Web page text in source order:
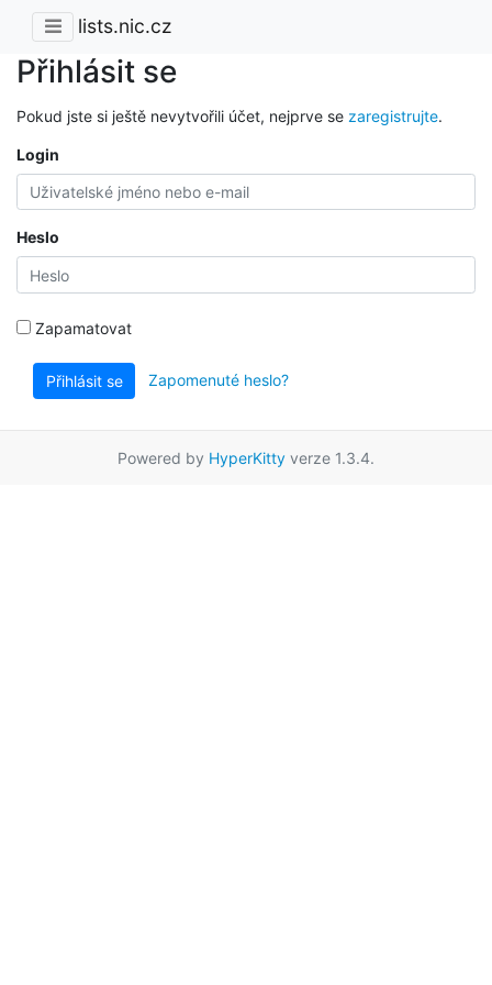
lists.nic.cz
Přihlásit se
Pokud jste si ještě nevytvořili účet, nejprve se zaregistrujte.
Login
Heslo
Zapamatovat
Přihlásit se Zapomenuté heslo?
Powered by HyperKitty verze 1.3.4.